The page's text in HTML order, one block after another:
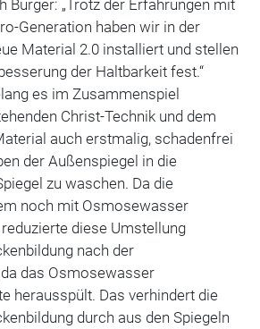
Burger: „Trotz der Erfahrungen mit
Generation haben wir in der
Material 2.0 installiert und stellen
der Haltbarkeit fest.“
es im Zusammenspiel
Christ-Technik und dem
auch erstmalig, schadenfrei
der Außenspiegel in die
zu waschen. Da die
noch mit Osmosewasser
diese Umstellung
nach der
das Osmosewasser
herausspült. Das verhindert die
durch aus den Spiegeln